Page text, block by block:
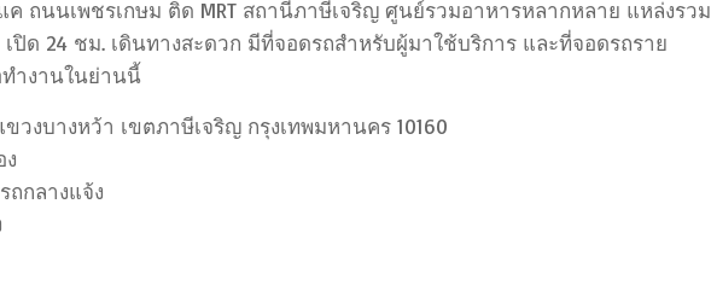
ถนนเพชรเกษม ติด MRT สถานีภาษีเจริญ ศูนย์รวมอาหารหลากหลาย แหล่งรวม
ปิด 24 ชม. เดินทางสะดวก มีที่จอดรถสำหรับผู้มาใช้บริการ และที่จอดรถราย
ำงานในย่านนี้
วงบางหว้า เขตภาษีเจริญ กรุงเทพมหานคร 10160
ง
ถกลางแจ้ง